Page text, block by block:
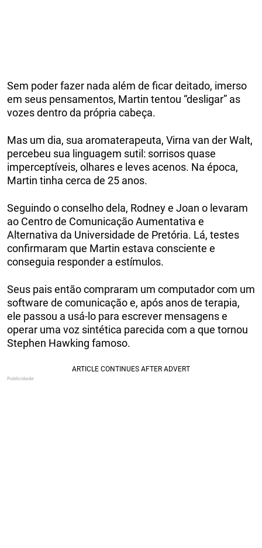
Sem poder fazer nada além de ficar deitado, imerso
em seus pensamentos, Martin tentou “desligar” as
vozes dentro da própria cabeça.
Mas um dia, sua aromaterapeuta, Virna van der Walt,
percebeu sua linguagem sutil: sorrisos quase
imperceptíveis, olhares e leves acenos. Na época,
Martin tinha cerca de 25 anos.
Seguindo o conselho dela, Rodney e Joan o levaram
ao Centro de Comunicação Aumentativa e
Alternativa da Universidade de Pretória. Lá, testes
confirmaram que Martin estava consciente e
conseguia responder a estímulos.
Seus pais então compraram um computador com um
software de comunicação e, após anos de terapia,
ele passou a usá-lo para escrever mensagens e
operar uma voz sintética parecida com a que tornou
Stephen Hawking famoso.